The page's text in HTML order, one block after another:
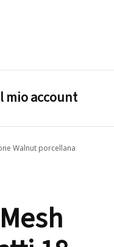
mio account
Walnut porcellana